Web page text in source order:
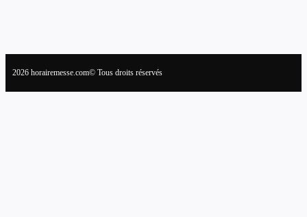
2026 horairemesse.com© Tous droits réservés